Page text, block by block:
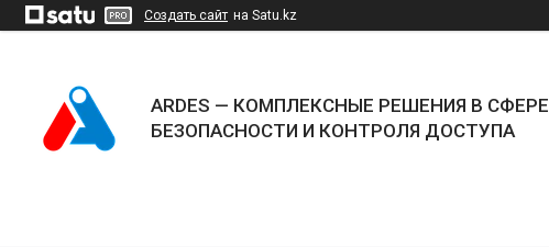
Создать сайт на Satu.kz
ARDES — КОМПЛЕКСНЫЕ РЕШЕНИЯ В СФЕРЕ
БЕЗОПАСНОСТИ И КОНТРОЛЯ ДОСТУПА